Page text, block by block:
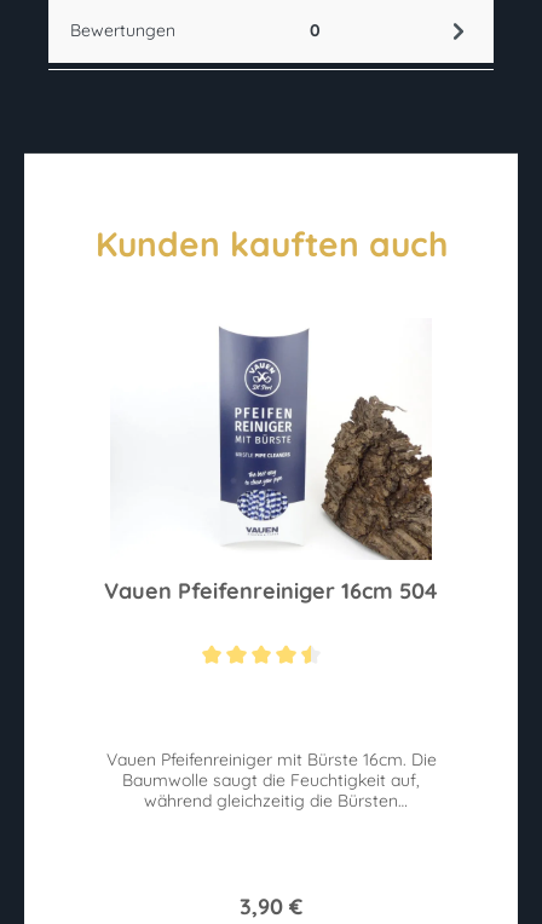
Bewertungen 0
Kunden kauften auch
Vauen Pfeifenreiniger 16cm 504
Vauen Pfeifenreiniger mit Bürste 16cm. Die
Baumwolle saugt die Feuchtigkeit auf,
während gleichzeitig die Bürsten
3,90 €